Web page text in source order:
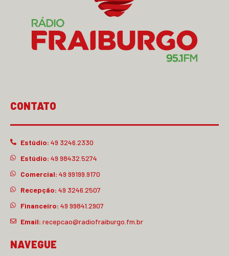
CONTATO
Estúdio: 49 3246.2330
Estúdio: 49 98432.5274
Comercial: 49 99199.9170
Recepção: 49 3246.2507
Financeiro: 49 99841.2907
Email: recepcao@radiofraiburgo.fm.br
NAVEGUE